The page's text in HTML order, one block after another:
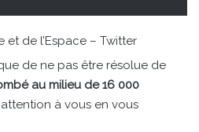
et de l’Espace – Twitter
de ne pas être résolue de
au milieu de 16 000
à vous en vous